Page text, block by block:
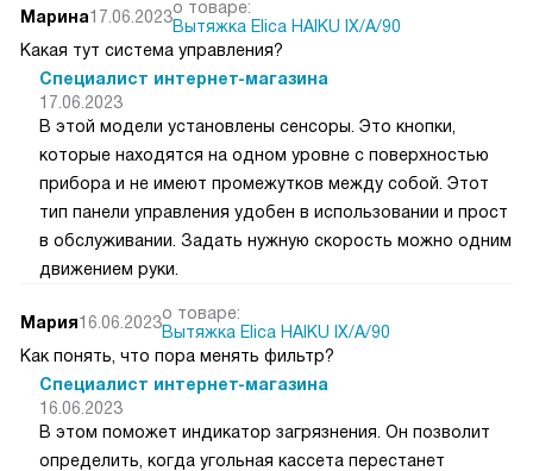
Марина17.06.2023о товаре:
Вытяжка Elica HAIKU IX/A/90
Какая тут система управления?
Специалист интернет-магазина
17.06.2023
В этой модели установлены сенсоры. Это кнопки,
которые находятся на одном уровне с поверхностью
прибора и не имеют промежутков между собой. Этот
тип панели управления удобен в использовании и прост
в обслуживании. Задать нужную скорость можно одним
движением руки.
Мария16.06.2023о товаре:
Вытяжка Elica HAIKU IX/A/90
Как понять, что пора менять фильтр?
Специалист интернет-магазина
16.06.2023
В этом поможет индикатор загрязнения. Он позволит
определить, когда угольная кассета перестанет